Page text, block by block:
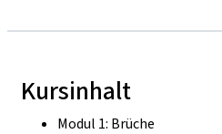
Kursinhalt
Modul 1: Brüche